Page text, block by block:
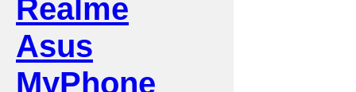
Realme
Asus
MyPhone